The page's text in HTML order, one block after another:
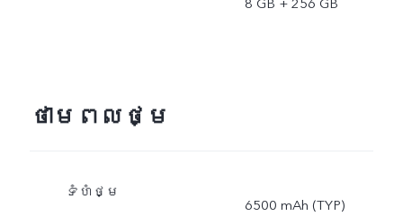
8 GB + 256 GB
ថាមពលថ្ម
ទំហំថ្ម
6500 mAh (TYP)